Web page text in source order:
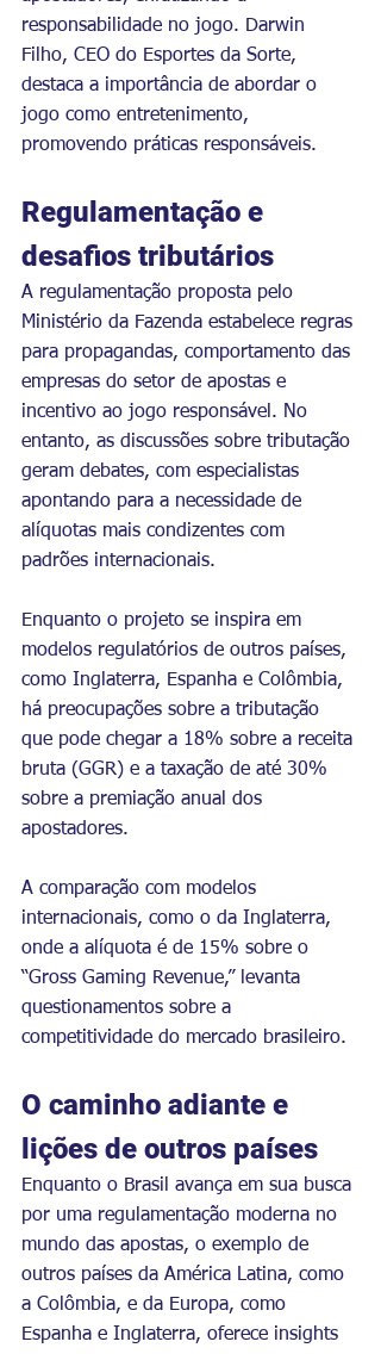
responsabilidade no jogo. Darwin
Filho, CEO do Esportes da Sorte,
destaca a importância de abordar o
jogo como entretenimento,
promovendo práticas responsáveis.
Regulamentação e
desafios tributários
A regulamentação proposta pelo
Ministério da Fazenda estabelece regras
para propagandas, comportamento das
empresas do setor de apostas e
incentivo ao jogo responsável. No
entanto, as discussões sobre tributação
geram debates, com especialistas
apontando para a necessidade de
alíquotas mais condizentes com
padrões internacionais.
Enquanto o projeto se inspira em
modelos regulatórios de outros países,
como Inglaterra, Espanha e Colômbia,
há preocupações sobre a tributação
que pode chegar a 18% sobre a receita
bruta (GGR) e a taxação de até 30%
sobre a premiação anual dos
apostadores.
A comparação com modelos
internacionais, como o da Inglaterra,
onde a alíquota é de 15% sobre o
“Gross Gaming Revenue,” levanta
questionamentos sobre a
competitividade do mercado brasileiro.
O caminho adiante e
lições de outros países
Enquanto o Brasil avança em sua busca
por uma regulamentação moderna no
mundo das apostas, o exemplo de
outros países da América Latina, como
a Colômbia, e da Europa, como
Espanha e Inglaterra, oferece insights